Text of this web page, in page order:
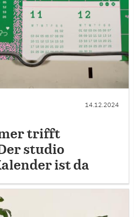
14.12.2024
trifft
studio
ist da